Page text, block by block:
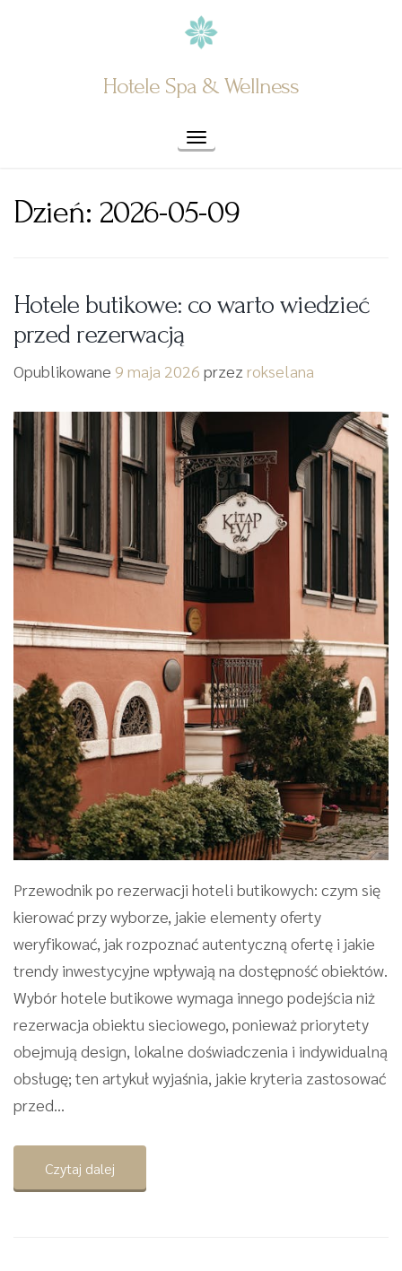
Hotele Spa & Wellness
Toggle navigation
Dzień: 2026-05-09
Hotele butikowe: co warto wiedzieć
przed rezerwacją
Opublikowane 9 maja 2026 przez rokselana
Przewodnik po rezerwacji hoteli butikowych: czym się
kierować przy wyborze, jakie elementy oferty
weryfikować, jak rozpoznać autentyczną ofertę i jakie
trendy inwestycyjne wpływają na dostępność obiektów.
Wybór hotele butikowe wymaga innego podejścia niż
rezerwacja obiektu sieciowego, ponieważ priorytety
obejmują design, lokalne doświadczenia i indywidualną
obsługę; ten artykuł wyjaśnia, jakie kryteria zastosować
przed...
Czytaj dalej